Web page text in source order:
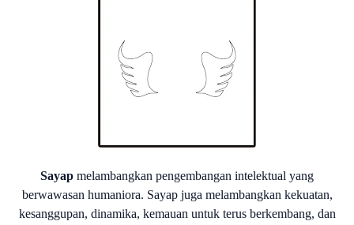
Sayap melambangkan pengembangan intelektual yang
berwawasan humaniora. Sayap juga melambangkan kekuatan,
kesanggupan, dinamika, kemauan untuk terus berkembang, dan